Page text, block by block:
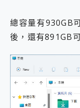
總容量有930GB
後，還有891GB